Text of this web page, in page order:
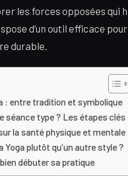
les forces opposées qui
d’un outil efficace
durable.
: entre tradition et symbolique
séance type ? Les étapes clés
la santé physique et mentale
Yoga plutôt qu’un autre style ?
débuter sa pratique